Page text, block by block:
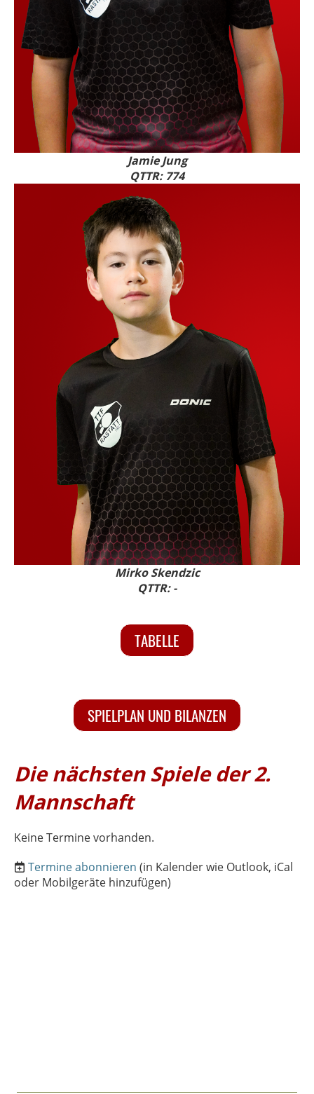
Jamie Jung
QTTR: 774
Mirko Skendzic
QTTR: -
TABELLE
SPIELPLAN UND BILANZEN
Die nächsten Spiele der 2.
Mannschaft
Keine Termine vorhanden.
Termine abonnieren (in Kalender wie Outlook, iCal
oder Mobilgeräte hinzufügen)